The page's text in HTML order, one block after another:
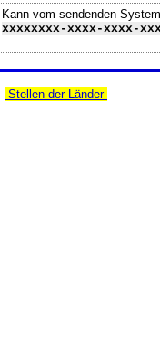
Kann vom sendenden
xxxxxxxx-xxxx-xxxx-
Stellen der Länder